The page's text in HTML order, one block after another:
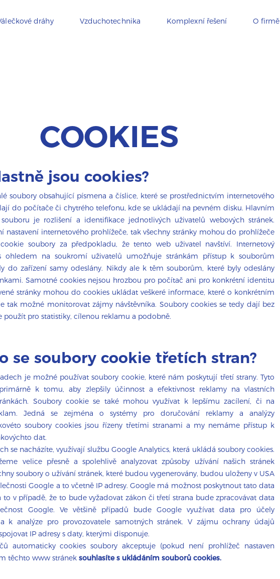
dráhy Vzduchotechnika Komplexní řešení O firmě
COOKIES
jsou cookies?
soubory obsahující písmena a číslice, které se prostřednictvím internetového
do počítače či chytrého telefonu, kde se ukládají na pevném disku. Hlavním
je rozlišení a identifikace jednotlivých uživatelů webových stránek.
nastavení internetového prohlížeče, tak všechny stránky mohou do prohlížeče
soubory za předpokladu, že tento web uživatel navštíví. Internetový
ohledem na soukromí uživatelů umožňuje stránkám přístup k souborům
do zařízení samy odeslány. Nikdy ale k těm souborům, které byly odeslány
Samotné cookies nejsou hrozbou pro počítač ani pro konkrétní identitu
stránky mohou do cookies ukládat veškeré informace, které o konkrétním
tak možné monitorovat zájmy návštěvníka. Soubory cookies se tedy dají bez
použít pro statistiky, cílenou reklamu a podobně.
se soubory cookie třetích stran?
je možné používat soubory cookie, které nám poskytují třetí strany. Tyto
k tomu, aby zlepšily účinnost a efektivnost reklamy na vlastních
Soubory cookie se také mohou využívat k lepšímu zacílení, či na
Jedná se zejména o systémy pro doručování reklamy a analýzy
soubory cookies jsou řízeny třetími stranami a my nemáme přístup k
dat.
se nacházíte, využívají službu Google Analytics, která ukládá soubory cookies.
velice přesně a spolehlivě analyzovat způsoby užívání našich stránek
soubory o užívání stránek, které budou vygenerovány, budou uloženy v USA
Google a to včetně IP adresy. Google má možnost poskytnout tato data
v případě, že to bude vyžadovat zákon či třetí strana bude zpracovávat data
Google. Ve většině případů bude Google využívat data pro účely
k analýze pro provozovatele samotných stránek. V zájmu ochrany údajů
IP adresy s daty, kterými disponuje.
automaticky cookies soubory akceptuje (pokud není prohlížeč nastaven
těchto www stránek souhlasíte s ukládáním souborů cookies.